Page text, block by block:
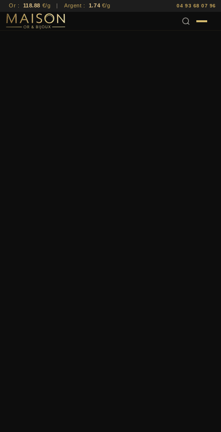
Or : 118.88 €/g | Argent : 1.74 €/g 04 93 68 07 96